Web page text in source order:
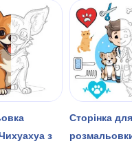
з
Сторінка для